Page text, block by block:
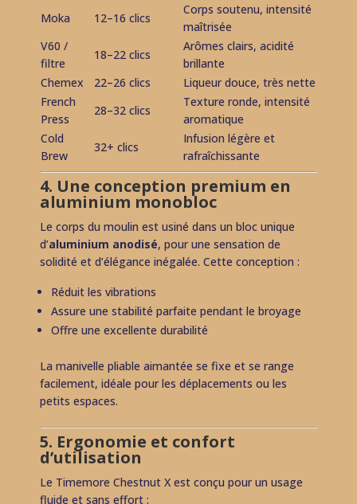
Moka
12–16 clics
Corps soutenu, intensité
maîtrisée
V60 /
filtre
18–22 clics
Arômes clairs, acidité
brillante
Chemex
22–26 clics
Liqueur douce, très nette
French
Press
28–32 clics
Texture ronde, intensité
aromatique
Cold
Brew
32+ clics
Infusion légère et
rafraîchissante
4. Une conception premium en
aluminium monobloc
Le corps du moulin est usiné dans un bloc unique
d’aluminium anodisé, pour une sensation de
solidité et d’élégance inégalée. Cette conception :
Réduit les vibrations
Assure une stabilité parfaite pendant le broyage
Offre une excellente durabilité
La manivelle pliable aimantée se fixe et se range
facilement, idéale pour les déplacements ou les
petits espaces.
5. Ergonomie et confort
d’utilisation
Le Timemore Chestnut X est conçu pour un usage
fluide et sans effort :